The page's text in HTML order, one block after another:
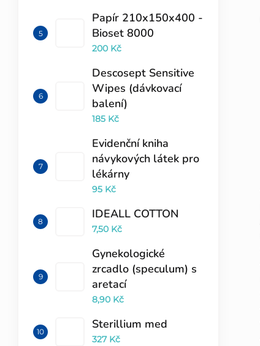
Papír 210x150x400 -
Bioset 8000
200 Kč
Descosept Sensitive
Wipes (dávkovací
balení)
185 Kč
Evidenční kniha
návykových látek pro
lékárny
95 Kč
IDEALL COTTON
7,50 Kč
Gynekologické
zrcadlo (speculum) s
aretací
8,90 Kč
Sterillium med
327 Kč